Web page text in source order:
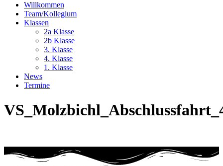
Willkommen
Team/Kollegium
Klassen
2a Klasse
2b Klasse
3. Klasse
4. Klasse
1. Klasse
News
Termine